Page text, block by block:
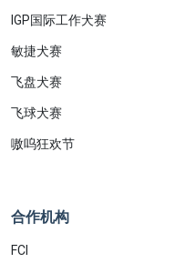
IGP国际工作犬赛
敏捷犬赛
飞盘犬赛
飞球犬赛
嗷呜狂欢节
合作机构
FCI